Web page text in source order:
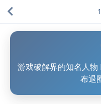
游戏破解界的知名人
布退
1